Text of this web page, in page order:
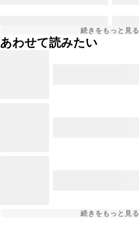
続きをもっと見る
あわせて読みたい
続きをもっと見る